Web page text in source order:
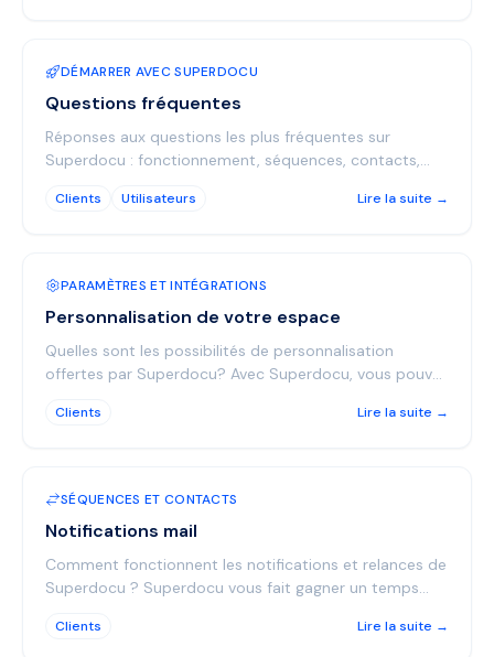
DÉMARRER AVEC SUPERDOCU
Questions fréquentes
Réponses aux questions les plus fréquentes sur
Superdocu : fonctionnement, séquences, contacts,
Clients Utilisateurs Lire la suite →
PARAMÈTRES ET INTÉGRATIONS
Personnalisation de votre espace
Quelles sont les possibilités de personnalisation
offertes par Superdocu? Avec Superdocu, vous pouvez
Clients Lire la suite →
SÉQUENCES ET CONTACTS
Notifications mail
Comment fonctionnent les notifications et relances de
Superdocu ? Superdocu vous fait gagner un temps
Clients Lire la suite →